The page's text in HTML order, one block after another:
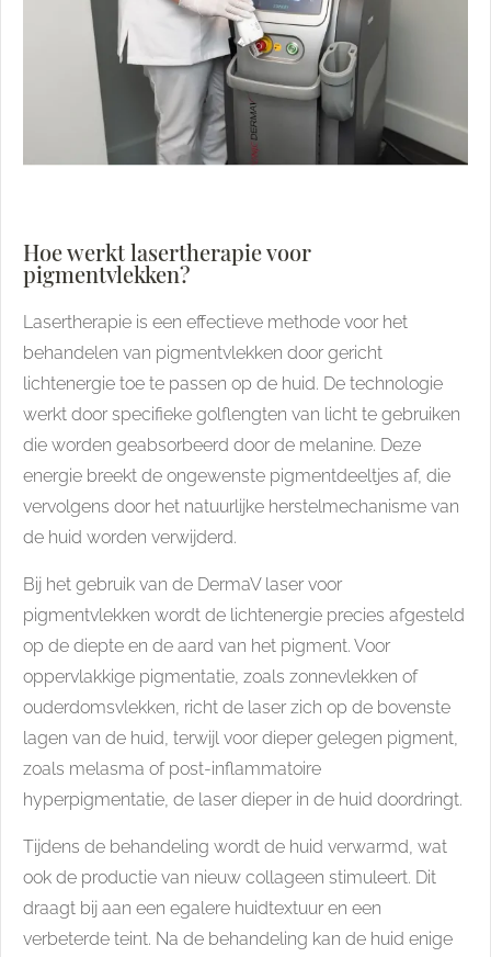
Hoe werkt lasertherapie voor
pigmentvlekken?
Lasertherapie is een effectieve methode voor het
behandelen van pigmentvlekken door gericht
lichtenergie toe te passen op de huid. De technologie
werkt door specifieke golflengten van licht te gebruiken
die worden geabsorbeerd door de melanine. Deze
energie breekt de ongewenste pigmentdeeltjes af, die
vervolgens door het natuurlijke herstelmechanisme van
de huid worden verwijderd.
Bij het gebruik van de DermaV laser voor
pigmentvlekken wordt de lichtenergie precies afgesteld
op de diepte en de aard van het pigment. Voor
oppervlakkige pigmentatie, zoals zonnevlekken of
ouderdomsvlekken, richt de laser zich op de bovenste
lagen van de huid, terwijl voor dieper gelegen pigment,
zoals melasma of post-inflammatoire
hyperpigmentatie, de laser dieper in de huid doordringt.
Tijdens de behandeling wordt de huid verwarmd, wat
ook de productie van nieuw collageen stimuleert. Dit
draagt bij aan een egalere huidtextuur en een
verbeterde teint. Na de behandeling kan de huid enige